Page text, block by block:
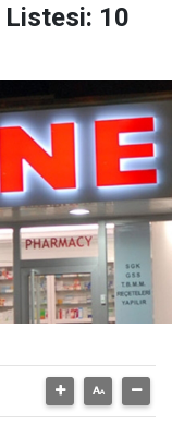
Listesi: 10